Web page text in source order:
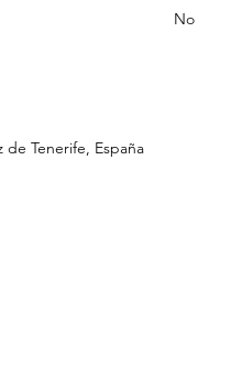
No
de Tenerife, España